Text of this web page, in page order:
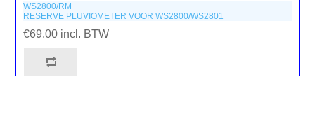
WS2800/RM
RESERVE PLUVIOMETER VOOR WS2800/WS2801
€69,00 incl. BTW